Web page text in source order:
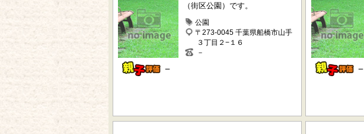
－
（街区公園）です。
公園
〒273-0045 千葉県船橋市山手
３丁目２−１６
－
－